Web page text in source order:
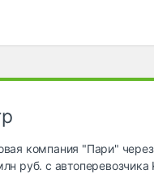
компания "Пари"
руб. с автоперевозчика